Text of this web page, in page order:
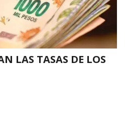
LAS TASAS DE LOS